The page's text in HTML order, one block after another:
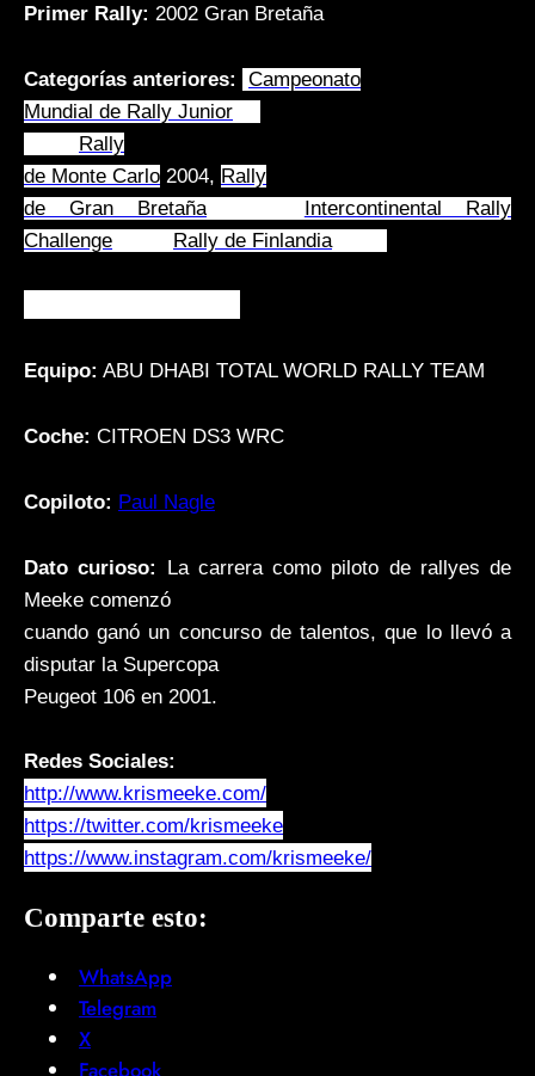
Primer Rally: 2002 Gran Bretaña
Categorías anteriores:
Campeonato
Mundial de Rally Junior
Rally
de Monte Carlo 2004, Rally
de Gran Bretaña
Intercontinental Rally
Challenge
Rally de Finlandia2013
Equipo: ABU DHABI TOTAL WORLD RALLY TEAM
Coche: CITROEN DS3 WRC
Copiloto: Paul Nagle
Dato curioso:
La carrera como piloto de rallyes de
Meeke comenzó
cuando ganó un concurso de talentos, que lo llevó a
disputar la Supercopa
Peugeot 106 en 2001.
Redes Sociales:
http://www.krismeeke.com/
https://twitter.com/krismeeke
https://www.instagram.com/krismeeke/
Comparte esto:
WhatsApp
Telegram
X